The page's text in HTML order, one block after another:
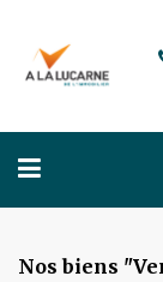
Nos biens